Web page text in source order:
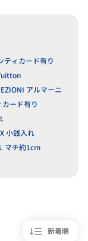
ティカード有り
アルマーニ
ード有り
小銭入れ
マチ約1cm
新着順